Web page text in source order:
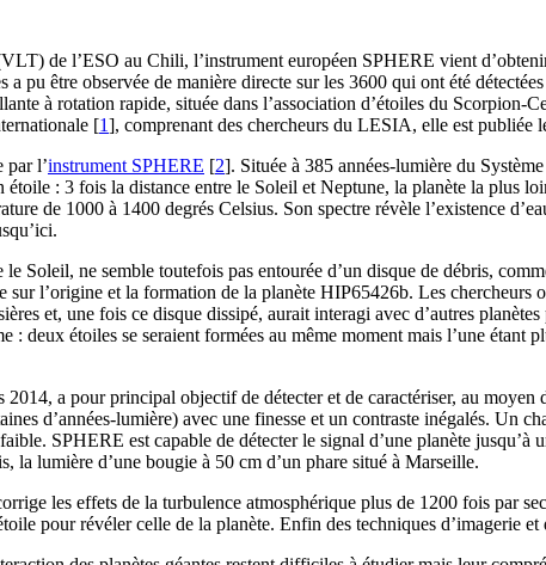
de l’ESO au Chili, l’instrument européen SPHERE vient
a pu être observée de manière directe sur les 3600 qui ont été
à rotation rapide, située dans l’association d’étoiles du
[1], comprenant des chercheurs du LESIA, elle est publiée
par l’instrument SPHERE [2]. Située à 385 années-lumière du
étoile : 3 fois la distance entre le Soleil et Neptune, la planète la plus
de 1000 à 1400 degrés Celsius. Son spectre révèle l’existence
Soleil, ne semble toutefois pas entourée d’un disque de débris,
sur l’origine et la formation de la planète HIP65426b. Les
et, une fois ce disque dissipé, aurait interagi avec d’autres
: deux étoiles se seraient formées au même moment mais l’une étant
a pour principal objectif de détecter et de caractériser, au moyen
d’années-lumière) avec une finesse et un contraste inégalés. Un
SPHERE est capable de détecter le signal d’une planète
la lumière d’une bougie à 50 cm d’un phare situé à Marseille.
les effets de la turbulence atmosphérique plus de 1200 fois par
pour révéler celle de la planète. Enfin des techniques d’imagerie